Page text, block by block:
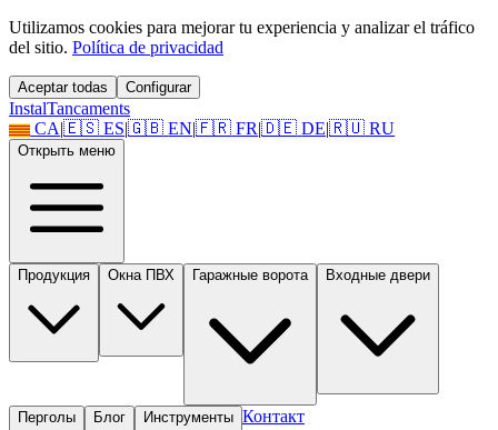
Utilizamos cookies para mejorar tu experiencia y analizar el tráfico
del sitio. Política de privacidad
Aceptar todas Configurar
InstalTancaments
CA|🇪🇸 ES|🇬🇧 EN|🇫🇷 FR|🇩🇪 DE|🇷🇺 RU
Открыть меню
Продукция Окна ПВХ Гаражные ворота Входные двери
Перголы Блог Инструменты Контакт